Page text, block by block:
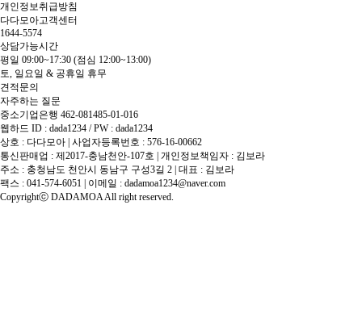
개인정보취급방침
다다모아고객센터
1644-5574
상담가능시간
평일 09:00~17:30 (점심 12:00~13:00)
토, 일요일 & 공휴일 휴무
견적문의
자주하는 질문
중소기업은행 462-081485-01-016
웹하드 ID : dada1234 / PW : dada1234
상호 : 다다모아 | 사업자등록번호 : 576-16-00662
통신판매업 : 제2017-충남천안-107호 | 개인정보책임자 : 김보라
주소 : 충청남도 천안시 동남구 구성3길 2 | 대표 : 김보라
팩스 : 041-574-6051 | 이메일 : dadamoa1234@naver.com
Copyrightⓒ DADAMOA All right reserved.